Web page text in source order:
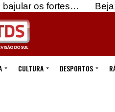
fortes… Beja:
CULTURA DESPORTOS